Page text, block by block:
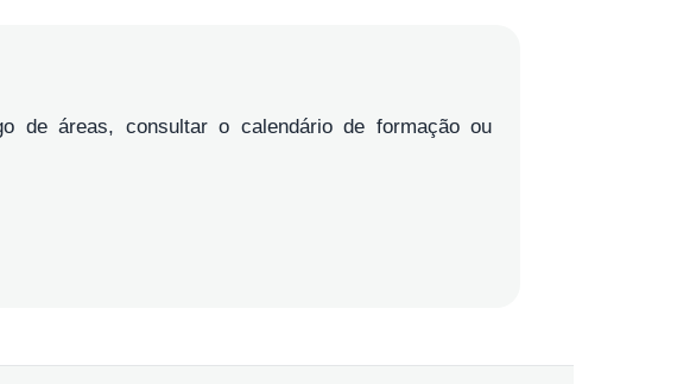
de áreas, consultar o calendário de formação ou